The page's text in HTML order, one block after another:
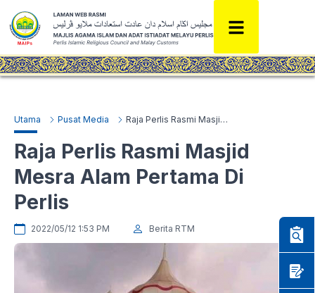
Utama Pusat Media Raja Perlis Rasmi Masjid Mesra Alam Pertama Di Perlis
Raja Perlis Rasmi Masjid
Mesra Alam Pertama Di
Perlis
2022/05/12 1:53 PM Berita RTM